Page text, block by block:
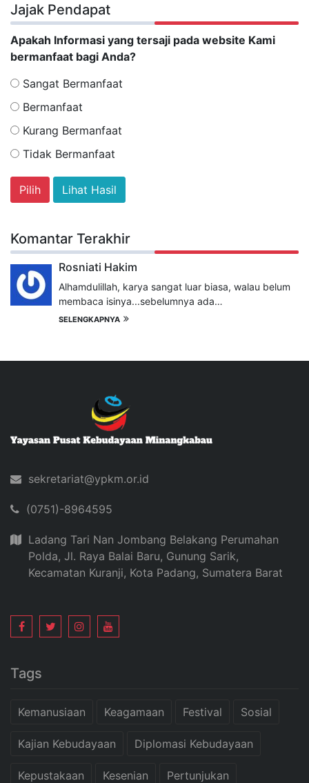
Jajak Pendapat
Apakah Informasi yang tersaji pada website Kami
bermanfaat bagi Anda?
Sangat Bermanfaat
Bermanfaat
Kurang Bermanfaat
Tidak Bermanfaat
Lihat Hasil
Komantar Terakhir
Rosniati Hakim
Alhamdulillah, karya sangat luar biasa, walau belum
membaca isinya...sebelumnya ada…
SELENGKAPNYA
sekretariat@ypkm.or.id
(0751)-8964595
Ladang Tari Nan Jombang Belakang Perumahan
Polda, Jl. Raya Balai Baru, Gunung Sarik,
Kecamatan Kuranji, Kota Padang, Sumatera Barat
Tags
Kemanusiaan Keagamaan Festival Sosial
Kajian Kebudayaan Diplomasi Kebudayaan
Kepustakaan Kesenian Pertunjukan